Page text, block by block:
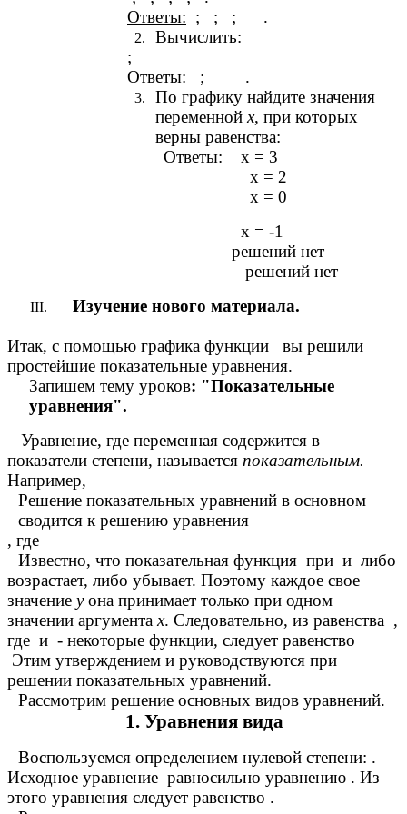
Ответы: ; ; ; .
Вычислить:
;
Ответы: ; .
По графику найдите значения
переменнойх, при которых
верны равенства:
Ответы: х = 3
х = 2
х = 0
х = -1
решений нет
решений нет
Изучение нового материала.
Итак, с помощью графика функции вы решили
простейшие показательные уравнения.
Запишем тему уроков: "Показательные
уравнения".
Уравнение, где переменная содержится в
показатели степени, называется показательным.
Например,
Решение показательных уравнений в основном
сводится к решению уравнения
, где
Известно, что показательная функция при и либо
возрастает, либо убывает. Поэтому каждое свое
значение уона принимает только при одном
значении аргументах. Следовательно, из равенства ,
где и - некоторые функции, следует равенство
Этим утверждением и руководствуются при
решении показательных уравнений.
Рассмотрим решение основных видов уравнений.
1. Уравнения вида
Воспользуемся определением нулевой степени: .
Исходное уравнение равносильно уравнению . Из
этого уравнения следует равенство .